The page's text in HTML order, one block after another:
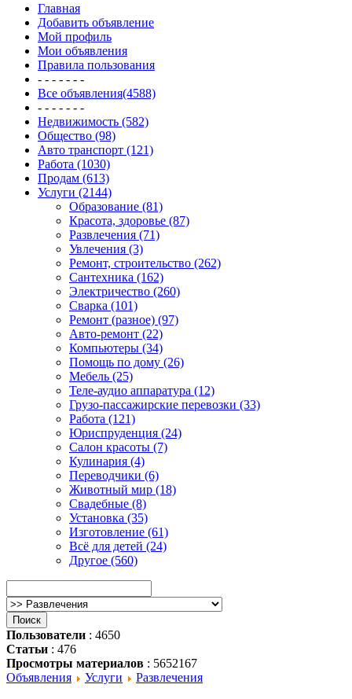
Главная
Добавить объявление
Мой профиль
Мои объявления
Правила пользования
- - - - - - -
Все объявления(4588)
- - - - - - -
Недвижимость (582)
Общество (98)
Авто транспорт (121)
Работа (1030)
Продам (613)
Услуги (2144)
Образование (81)
Красота, здоровье (87)
Развлечения (71)
Увлечения (3)
Ремонт, строительство (262)
Сантехника (162)
Электричество (260)
Сварка (101)
Ремонт (разное) (97)
Авто-ремонт (22)
Компьютеры (34)
Помощь по дому (26)
Мебель (25)
Теле-аудио аппаратура (12)
Грузо-пассажирские перевозки (33)
Работа (121)
Юриспруденция (24)
Салон красоты (7)
Кулинария (4)
Переводчики (6)
Животный мир (18)
Свадебные (8)
Установка (35)
Изготовление (61)
Всё для детей (24)
Другое (560)
Пользователи : 4650
Статьи : 476
Просмотры материалов : 5652167
Объявления
Услуги Развлечения